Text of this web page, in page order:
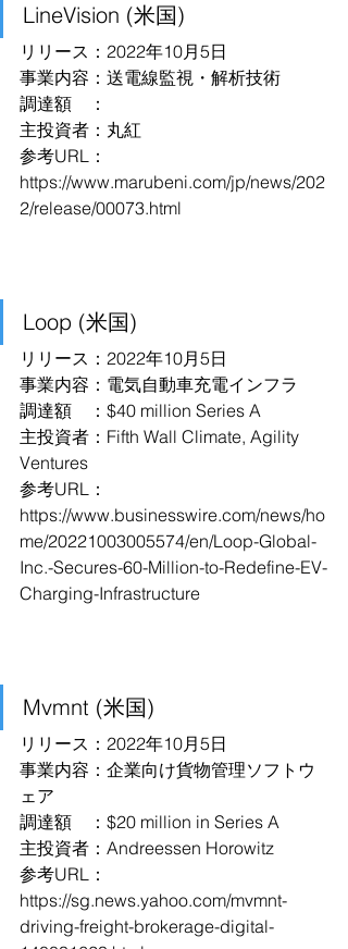
LineVision (米国)
リリース：2022年10月5日
事業内容：送電線監視・解析技術
調達額　：
主投資者：丸紅
参考URL：
https://www.marubeni.com/jp/news/202
2/release/00073.html
Loop (米国)
リリース：2022年10月5日
事業内容：電気自動車充電インフラ
調達額　：$40 million Series A
主投資者：Fifth Wall Climate, Agility
Ventures
参考URL：
https://www.businesswire.com/news/ho
me/20221003005574/en/Loop-Global-
Inc.-Secures-60-Million-to-Redefine-EV-
Charging-Infrastructure
Mvmnt (米国)
リリース：2022年10月5日
事業内容：企業向け貨物管理ソフトウ
ェア
調達額　：$20 million in Series A
主投資者：Andreessen Horowitz
参考URL：
https://sg.news.yahoo.com/mvmnt-
driving-freight-brokerage-digital-